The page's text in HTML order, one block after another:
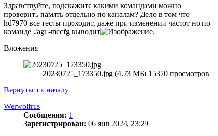
Здравствуйте, подскажите какими командами можно
проверить память отдельно по каналам? Дело в том что
hd7970 все тесты проходит, даже при изменении частот но по
команде ./agt -mccfg выводит
.
Вложения
20230725_173350.jpg (4.73 МБ) 15370 просмотров
Вернуться к началу
Werwolfrus
Сообщения: 1
Зарегистрирован: 06 янв 2024, 23:29